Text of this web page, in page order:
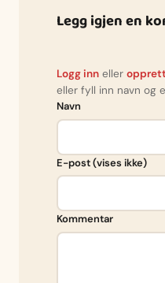
Legg igjen en
Logg inn eller
eller fyll inn navn og
Kommentar
Navn
E-post (vises ikke)